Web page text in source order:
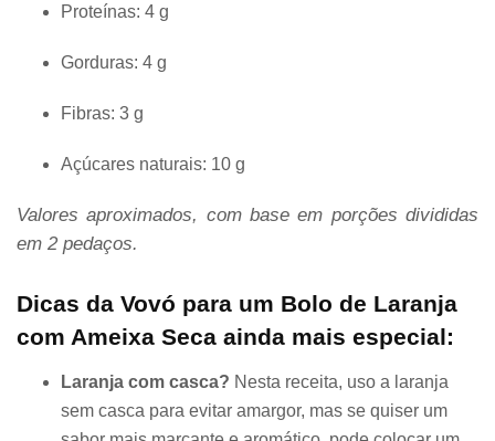
Proteínas: 4 g
Gorduras: 4 g
Fibras: 3 g
Açúcares naturais: 10 g
Valores aproximados, com base em porções divididas
em 2 pedaços.
Dicas da Vovó para um Bolo de Laranja
com Ameixa Seca ainda mais especial:
Laranja com casca? Nesta receita, uso a laranja
sem casca para evitar amargor, mas se quiser um